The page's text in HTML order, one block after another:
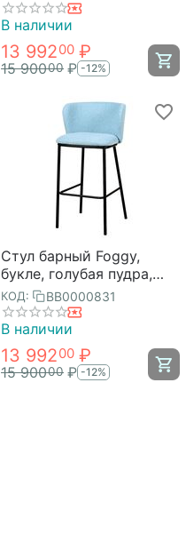
В наличии
13 99200 ₽
15 90000 ₽ -12%
Стул барный Foggy,
букле, голубая пудра,
Bergenson Bjorn
КОД: BB0000831
В наличии
13 99200 ₽
15 90000 ₽ -12%